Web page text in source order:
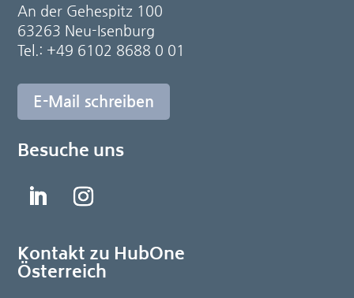
An der Gehespitz 100
63263 Neu-Isenburg
Tel.: +49 6102 8688 0 01
E-Mail schreiben
Besuche uns
Kontakt zu HubOne
Österreich